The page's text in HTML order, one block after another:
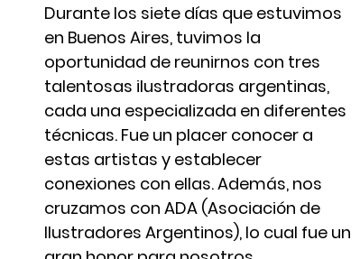
Durante los siete días que estuvimos
en Buenos Aires, tuvimos la
oportunidad de reunirnos con tres
talentosas ilustradoras argentinas,
cada una especializada en diferentes
técnicas. Fue un placer conocer a
estas artistas y establecer
conexiones con ellas. Además, nos
cruzamos con ADA (Asociación de
Ilustradores Argentinos), lo cual fue un